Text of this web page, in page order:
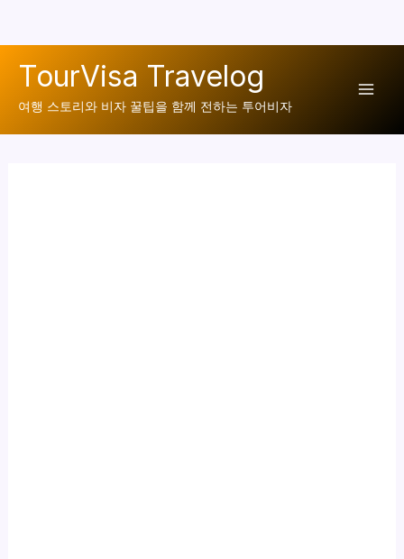
TourVisa Travelog
여행 스토리와 비자 꿀팁을 함께 전하는 투어비자